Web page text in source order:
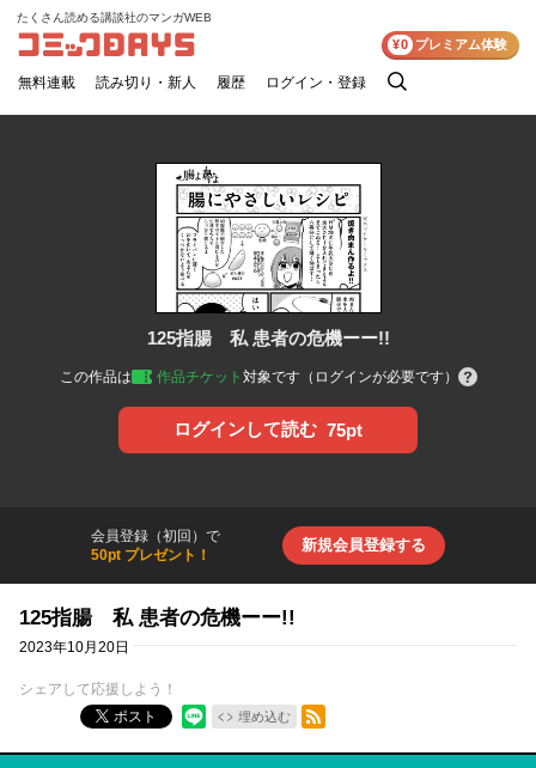
コミックDAYS
たくさん読める講談社のマンガWEB
無料連載 読み切り・新人 履歴 ログイン・登録
検
¥0 プレミアム体験
125指腸 私 患者の危機ーー!!
この作品は 作品チケット 対象です（ログインが必要です）
ログインして読む 75pt
会員登録（初回）で
50pt プレゼント！
新規会員登録する
125指腸 私 患者の危機ーー!!
2023年10月20日
シェアして応援しよう！
ポスト
埋め込む
RSSフィード